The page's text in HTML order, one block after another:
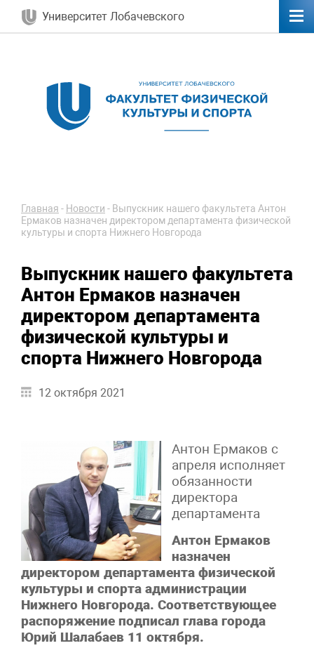
Университет Лобачевского
Главная - Новости - Выпускник нашего факультета Антон
Ермаков назначен директором департамента физической
культуры и спорта Нижнего Новгорода
Выпускник нашего факультета
Антон Ермаков назначен
директором департамента
физической культуры и
спорта Нижнего Новгорода
12 октября 2021
Антон Ермаков с
апреля исполняет
обязанности
директора
департамента
Антон Ермаков
назначен
директором департамента физической
культуры и спорта администрации
Нижнего Новгорода. Соответствующее
распоряжение подписал глава города
Юрий Шалабаев 11 октября.